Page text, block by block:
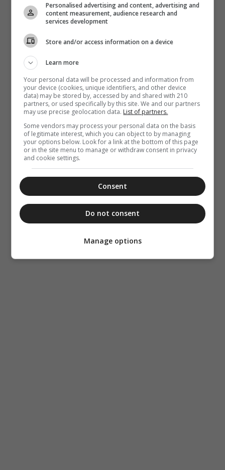
“Κιβωτό της
Ορθοδοξίας”,
Personalised advertising and content, advertising and
content measurement, audience research and
services development
Store and/or access information on a device
Learn more
Your personal data will be processed and information from
your device (cookies, unique identifiers, and other device
data) may be stored by, accessed by and shared with 210
partners, or used specifically by this site. We and our partners
may use precise geolocation data. List of partners.
Some vendors may process your personal data on the basis
of legitimate interest, which you can object to by managing
your options below. Look for a link at the bottom of this page
or in the site menu to manage or withdraw consent in privacy
and cookie settings.
Consent
Do not consent
Manage options